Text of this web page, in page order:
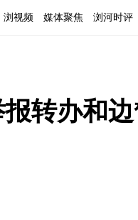
浏视频 媒体聚焦 浏河时评
报转办和